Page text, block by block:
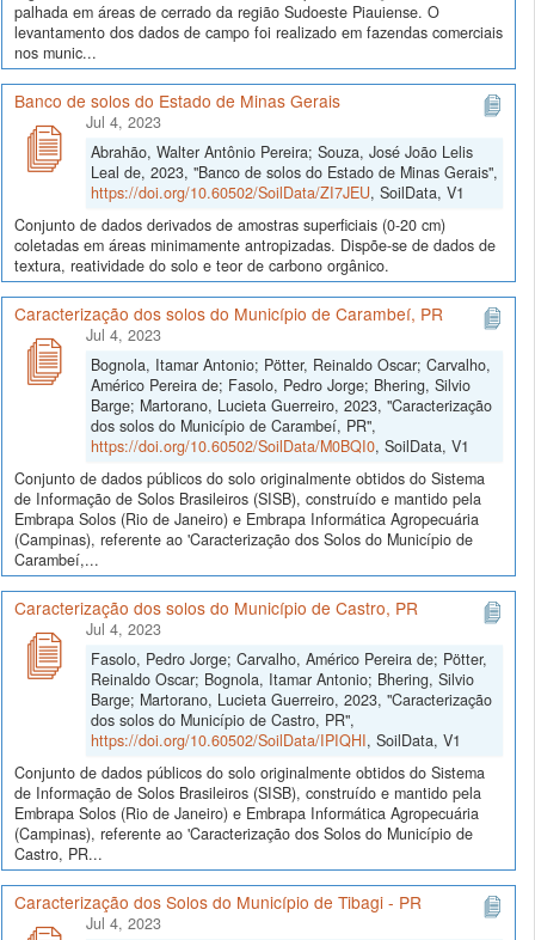
palhada em áreas de cerrado da região Sudoeste Piauiense. O
levantamento dos dados de campo foi realizado em fazendas comerciais
nos munic...
Banco de solos do Estado de Minas Gerais
Jul 4, 2023
Abrahão, Walter Antônio Pereira; Souza, José João Lelis
Leal de, 2023, "Banco de solos do Estado de Minas Gerais",
https://doi.org/10.60502/SoilData/ZI7JEU, SoilData, V1
Conjunto de dados derivados de amostras superficiais (0-20 cm)
coletadas em áreas minimamente antropizadas. Dispõe-se de dados de
textura, reatividade do solo e teor de carbono orgânico.
Caracterização dos solos do Município de Carambeí, PR
Jul 4, 2023
Bognola, Itamar Antonio; Pötter, Reinaldo Oscar; Carvalho,
Américo Pereira de; Fasolo, Pedro Jorge; Bhering, Silvio
Barge; Martorano, Lucieta Guerreiro, 2023, "Caracterização
dos solos do Município de Carambeí, PR",
https://doi.org/10.60502/SoilData/M0BQI0, SoilData, V1
Conjunto de dados públicos do solo originalmente obtidos do Sistema
de Informação de Solos Brasileiros (SISB), construído e mantido pela
Embrapa Solos (Rio de Janeiro) e Embrapa Informática Agropecuária
(Campinas), referente ao 'Caracterização dos Solos do Município de
Carambeí,...
Caracterização dos solos do Município de Castro, PR
Jul 4, 2023
Fasolo, Pedro Jorge; Carvalho, Américo Pereira de; Pötter,
Reinaldo Oscar; Bognola, Itamar Antonio; Bhering, Silvio
Barge; Martorano, Lucieta Guerreiro, 2023, "Caracterização
dos solos do Município de Castro, PR",
https://doi.org/10.60502/SoilData/IPIQHI, SoilData, V1
Conjunto de dados públicos do solo originalmente obtidos do Sistema
de Informação de Solos Brasileiros (SISB), construído e mantido pela
Embrapa Solos (Rio de Janeiro) e Embrapa Informática Agropecuária
(Campinas), referente ao 'Caracterização dos Solos do Município de
Castro, PR...
Caracterização dos Solos do Município de Tibagi - PR
Jul 4, 2023